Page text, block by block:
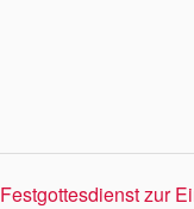
Festgottesdienst zur